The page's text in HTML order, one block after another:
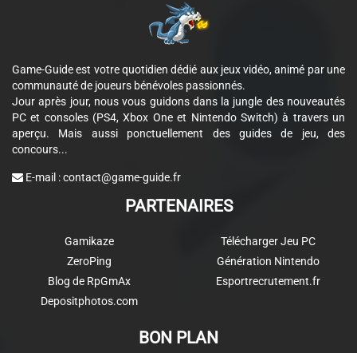
Game-Guide est votre quotidien dédié aux jeux vidéo, animé par une
communauté de joueurs bénévoles passionnés.
Jour après jour, nous vous guidons dans la jungle des nouveautés
PC et consoles (PS4, Xbox One et Nintendo Switch) à travers un
aperçu. Mais aussi ponctuellement des guides de jeu, des
concours...
E-mail :contact@game-guide.fr
PARTENAIRES
Gamikaze
ZeroPing
Blog de RpGmAx
Depositphotos.com
Télécharger Jeu PC
Génération Nintendo
Esportrecrutement.fr
BON PLAN